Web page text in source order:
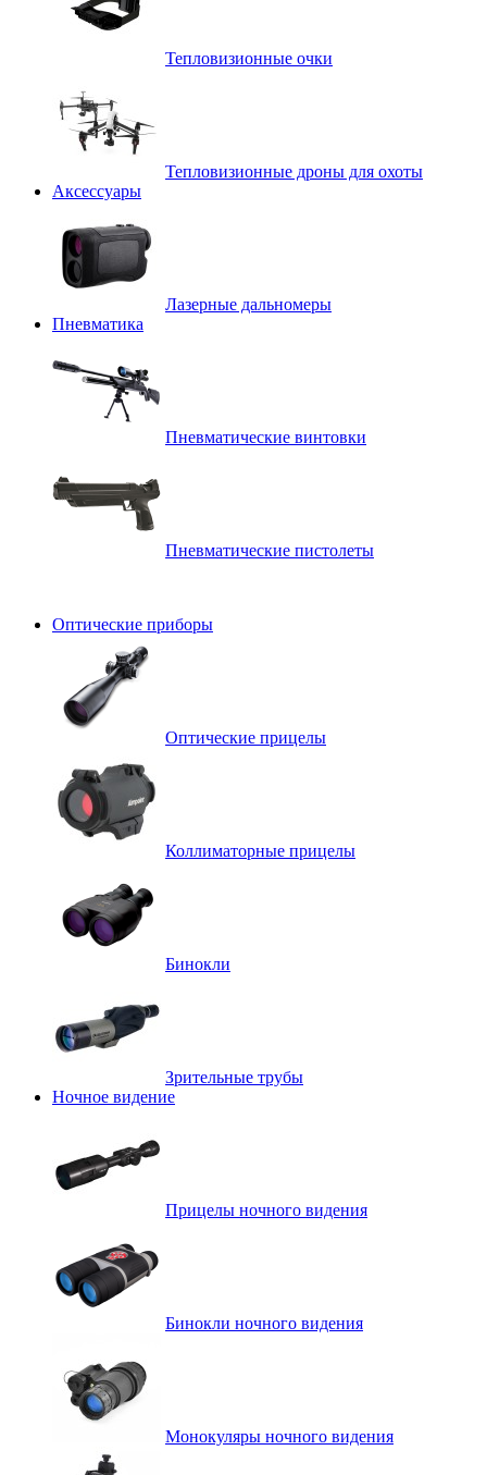
Тепловизионные очки
Тепловизионные дроны для охоты
Аксессуары
Лазерные дальномеры
Пневматика
Пневматические винтовки
Пневматические пистолеты
Оптические приборы
Оптические прицелы
Коллиматорные прицелы
Бинокли
Зрительные трубы
Ночное видение
Прицелы ночного видения
Бинокли ночного видения
Монокуляры ночного видения